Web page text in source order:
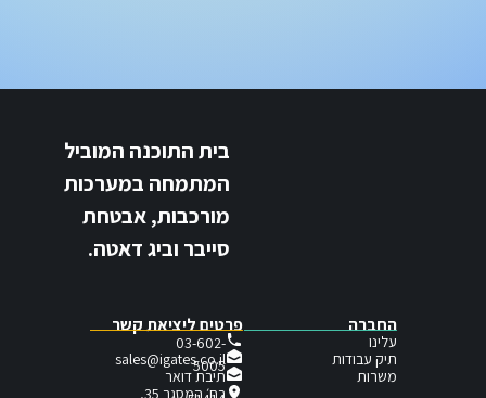
בית התוכנה המוביל
המתמחה במערכות
מורכבות, אבטחת
סייבר וביג דאטה.
פרטים ליציאת קשר
03-602-
5005
sales@igates.co.il
תיבת דואר
רח׳ המסגר 35,
החברה
עלינו
תיק עבודות
משרות